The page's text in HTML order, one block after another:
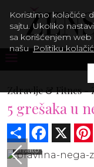
Zdravlje & Fitnes -
5 grešaka u
Share Facebook
envato
Koristimo kolačiće
sajtu. Ukoliko
sa korišćenjem
našu Politiku